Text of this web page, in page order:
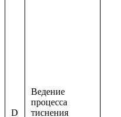
D
Ведение
процесса
тиснения